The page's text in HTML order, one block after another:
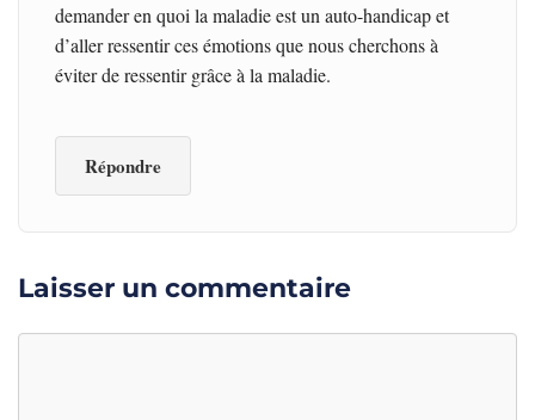
demander en quoi la maladie est un auto-handicap et
d’aller ressentir ces émotions que nous cherchons à
éviter de ressentir grâce à la maladie.
Répondre
Laisser un commentaire